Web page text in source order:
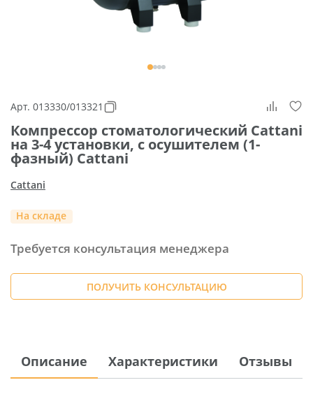
Арт. 013330/013321
Компрессор стоматологический Cattani
на 3-4 установки, с осушителем (1-
фазный) Cattani
Cattani
На складе
Требуется консультация менеджера
ПОЛУЧИТЬ КОНСУЛЬТАЦИЮ
Описание Характеристики Отзывы